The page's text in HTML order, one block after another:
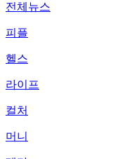
전체뉴스
피플
헬스
라이프
컬처
머니